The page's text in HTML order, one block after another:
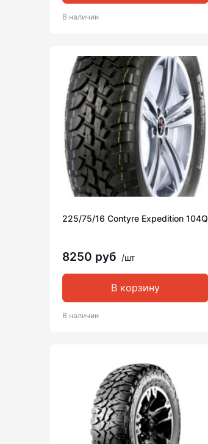
В наличии
225/75/16 Contyre Expedition 104Q
8250 руб /шт
В корзину
В наличии